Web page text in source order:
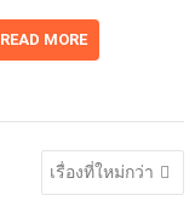
READ MORE
เรื่องที่ใหม่กว่า